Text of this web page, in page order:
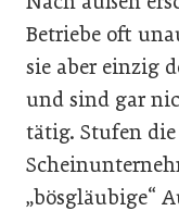
Betriebe oft
sie aber einzig
und sind gar
tätig. Stufen die
„bösgläubige“